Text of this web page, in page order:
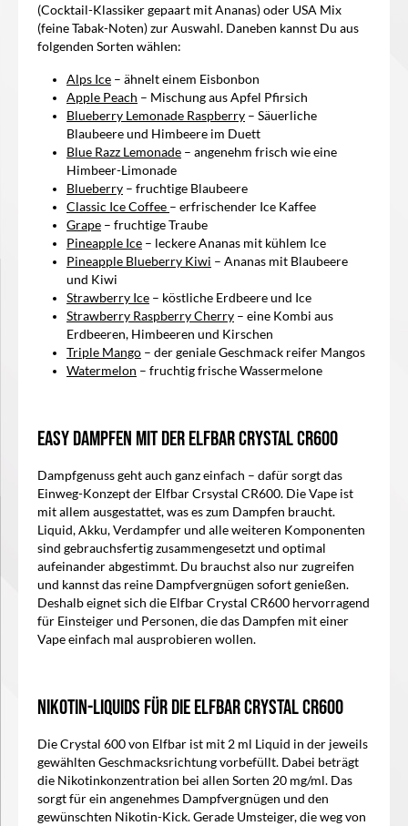
(Cocktail-Klassiker gepaart mit Ananas) oder USA Mix
(feine Tabak-Noten) zur Auswahl. Daneben kannst Du aus
folgenden Sorten wählen:
Alps Ice – ähnelt einem Eisbonbon
Apple Peach – Mischung aus Apfel Pfirsich
Blueberry Lemonade Raspberry – Säuerliche
Blaubeere und Himbeere im Duett
Blue Razz Lemonade – angenehm frisch wie eine
Himbeer-Limonade
Blueberry – fruchtige Blaubeere
Classic Ice Coffee – erfrischender Ice Kaffee
Grape – fruchtige Traube
Pineapple Ice – leckere Ananas mit kühlem Ice
Pineapple Blueberry Kiwi – Ananas mit Blaubeere
und Kiwi
Strawberry Ice – köstliche Erdbeere und Ice
Strawberry Raspberry Cherry – eine Kombi aus
Erdbeeren, Himbeeren und Kirschen
Triple Mango – der geniale Geschmack reifer Mangos
Watermelon – fruchtig frische Wassermelone
Easy dampfen mit derElfbar Crystal CR600
Dampfgenuss geht auch ganz einfach – dafür sorgt das
Einweg-Konzept der Elfbar Crsystal CR600. Die Vape ist
mit allem ausgestattet, was es zum Dampfen braucht.
Liquid, Akku, Verdampfer und alle weiteren Komponenten
sind gebrauchsfertig zusammengesetzt und optimal
aufeinander abgestimmt. Du brauchst also nur zugreifen
und kannst das reine Dampfvergnügen sofort genießen.
Deshalb eignet sich die Elfbar Crystal CR600 hervorragend
für Einsteiger und Personen, die das Dampfen mit einer
Vape einfach mal ausprobieren wollen.
Nikotin-Liquids für dieElfbar Crystal CR600
DieCrystal 600 von Elfbar ist mit 2 ml Liquid in der jeweils
gewählten Geschmacksrichtung vorbefüllt. Dabei beträgt
die Nikotinkonzentration bei allen Sorten 20 mg/ml. Das
sorgt für ein angenehmes Dampfvergnügen und den
gewünschten Nikotin-Kick. Gerade Umsteiger, die weg von